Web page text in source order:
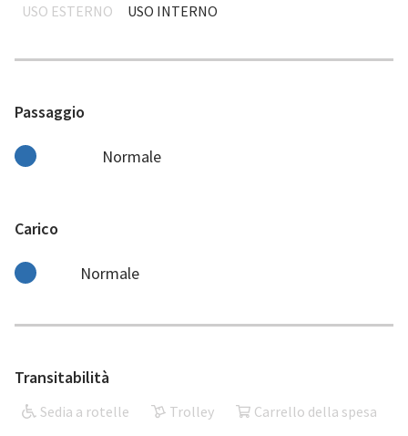
USO ESTERNO USO INTERNO
Passaggio
Normale
Carico
Normale
Transitabilità
Sedia a rotelle Trolley Carrello della spesa